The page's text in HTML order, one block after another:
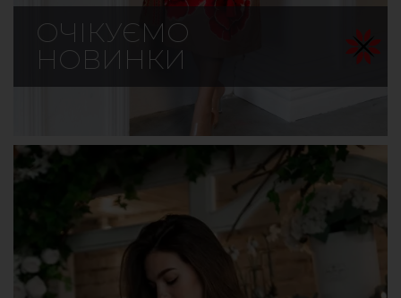
ОЧІКУЄМО
НОВИНКИ